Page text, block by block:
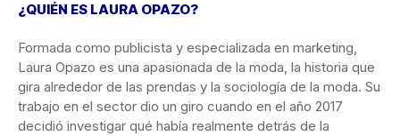
¿QUIÉN ES LAURA OPAZO?
Formada como publicista y especializada en marketing,
Laura Opazo es una apasionada de la moda, la historia que
gira alrededor de las prendas y la sociología de la moda. Su
trabajo en el sector dio un giro cuando en el año 2017
decidió investigar qué había realmente detrás de la